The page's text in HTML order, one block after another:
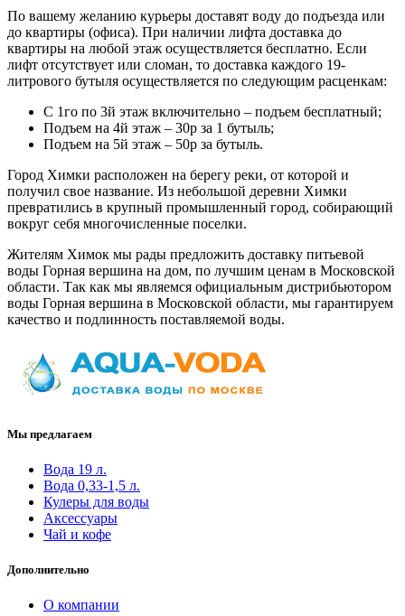
По вашему желанию курьеры доставят воду до подъезда или
до квартиры (офиса). При наличии лифта доставка до
квартиры на любой этаж осуществляется бесплатно. Если
лифт отсутствует или сломан, то доставка каждого 19-
литрового бутыля осуществляется по следующим расценкам:
С 1го по 3й этаж включительно – подъем бесплатный;
Подъем на 4й этаж – 30р за 1 бутыль;
Подъем на 5й этаж – 50р за бутыль.
Город Химки расположен на берегу реки, от которой и
получил свое название. Из небольшой деревни Химки
превратились в крупный промышленный город, собирающий
вокруг себя многочисленные поселки.
Жителям Химок мы рады предложить доставку питьевой
воды Горная вершина на дом, по лучшим ценам в Московской
области. Так как мы являемся официальным дистрибьютором
воды Горная вершина в Московской области, мы гарантируем
качество и подлинность поставляемой воды.
Мы предлагаем
Вода 19 л.
Вода 0,33-1,5 л.
Кулеры для воды
Аксессуары
Чай и кофе
Дополнительно
О компании